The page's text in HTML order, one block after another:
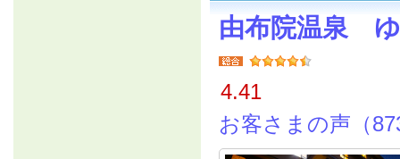
由布院温泉
4.41
お客さまの声（